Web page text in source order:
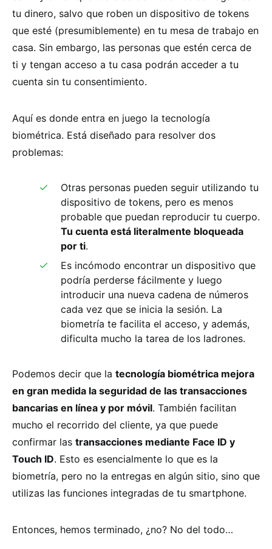
tu dinero, salvo que roben un dispositivo de tokens
que esté (presumiblemente) en tu mesa de trabajo en
casa. Sin embargo, las personas que estén cerca de
ti y tengan acceso a tu casa podrán acceder a tu
cuenta sin tu consentimiento.
Aquí es donde entra en juego la tecnología
biométrica. Está diseñado para resolver dos
problemas:
Otras personas pueden seguir utilizando tu
dispositivo de tokens, pero es menos
probable que puedan reproducir tu cuerpo.
Tu cuenta está literalmente bloqueada
por ti.
Es incómodo encontrar un dispositivo que
podría perderse fácilmente y luego
introducir una nueva cadena de números
cada vez que se inicia la sesión. La
biometría te facilita el acceso, y además,
dificulta mucho la tarea de los ladrones.
Podemos decir que la tecnología biométrica mejora
en gran medida la seguridad de las transacciones
bancarias en línea y por móvil. También facilitan
mucho el recorrido del cliente, ya que puede
confirmar las transacciones mediante Face ID y
Touch ID. Esto es esencialmente lo que es la
biometría, pero no la entregas en algún sitio, sino que
utilizas las funciones integradas de tu smartphone.
Entonces, hemos terminado, ¿no? No del todo…